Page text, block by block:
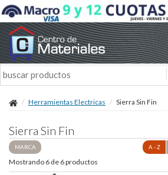
Herramientas Electricas Sierra Sin Fin
Sierra Sin Fin
MARCA A - Z
Mostrando 6 de 6 productos